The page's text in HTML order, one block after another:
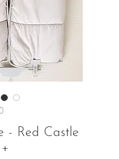
- Red Castle